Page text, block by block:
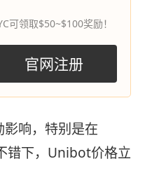
可领取$50~$100奖励！
官网注册
响，特别是在
错下，Unibot价格立